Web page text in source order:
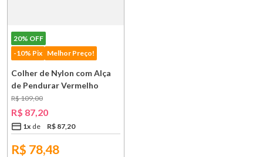
20% OFF
-10% Pix Melhor Preço!
Colher de Nylon com Alça
de Pendurar Vermelho
Empire Kitchenaid
R$109,00
R$ 87 20
1x R$ 87 20
R$ 78,48